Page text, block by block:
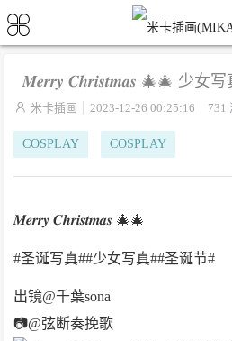
𝑴𝒆𝒓𝒓𝒚 𝑪𝒉𝒓𝒊𝒔𝒕𝒎𝒂𝒔 🎄🎄 少女
 米卡插画 2023-12-26 00:25:16 731
COSPLAY COSPLAY
𝑴𝒆𝒓𝒓𝒚 𝑪𝒉𝒓𝒊𝒔𝒕𝒎𝒂𝒔 🎄🎄
#圣诞写真##少女写真##圣诞节#
出镜@千葉sona
📷@弦断奏挽歌